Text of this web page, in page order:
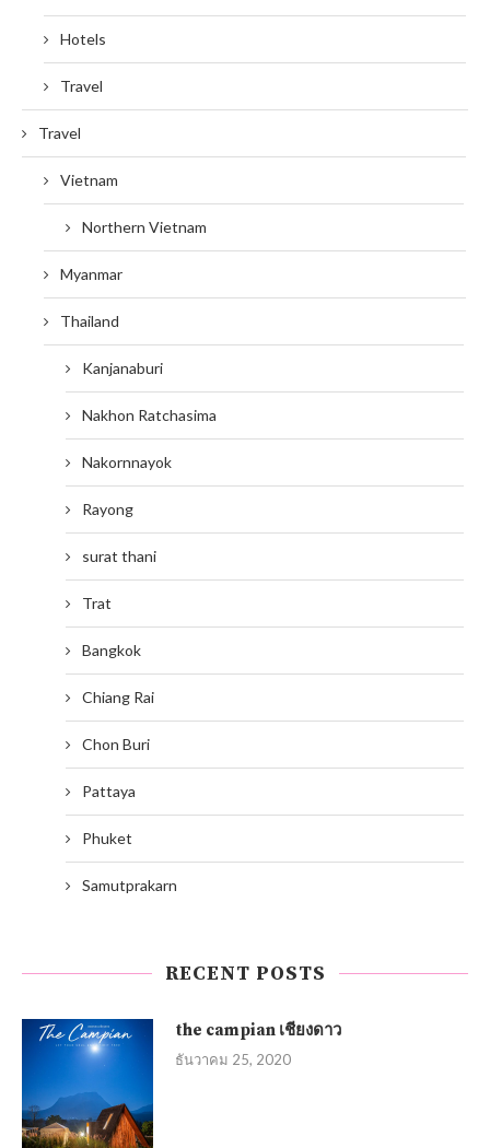
Hotels
Travel
Travel
Vietnam
Northern Vietnam
Myanmar
Thailand
Kanjanaburi
Nakhon Ratchasima
Nakornnayok
Rayong
surat thani
Trat
Bangkok
Chiang Rai
Chon Buri
Pattaya
Phuket
Samutprakarn
RECENT POSTS
the campian เชียงดาว
ธันวาคม 25, 2020